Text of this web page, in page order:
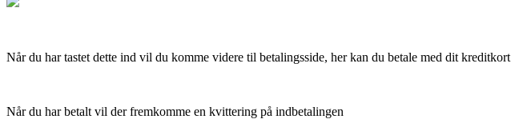
Når du har tastet dette ind vil du komme videre til betalingsside, her kan du betale med dit kreditkort
Når du har betalt vil der fremkomme en kvittering på indbetalingen